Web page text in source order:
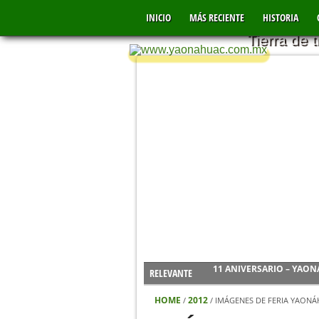
INICIO MÁS RECIENTE HISTORIA
MÉXICO
Tierra de
RELEVANTE
CONTAMINACIÓN DEL
INICIO DE FERIA
HOME / 2012 / IMÁGENES DE FERIA